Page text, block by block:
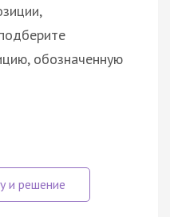
обозначенную